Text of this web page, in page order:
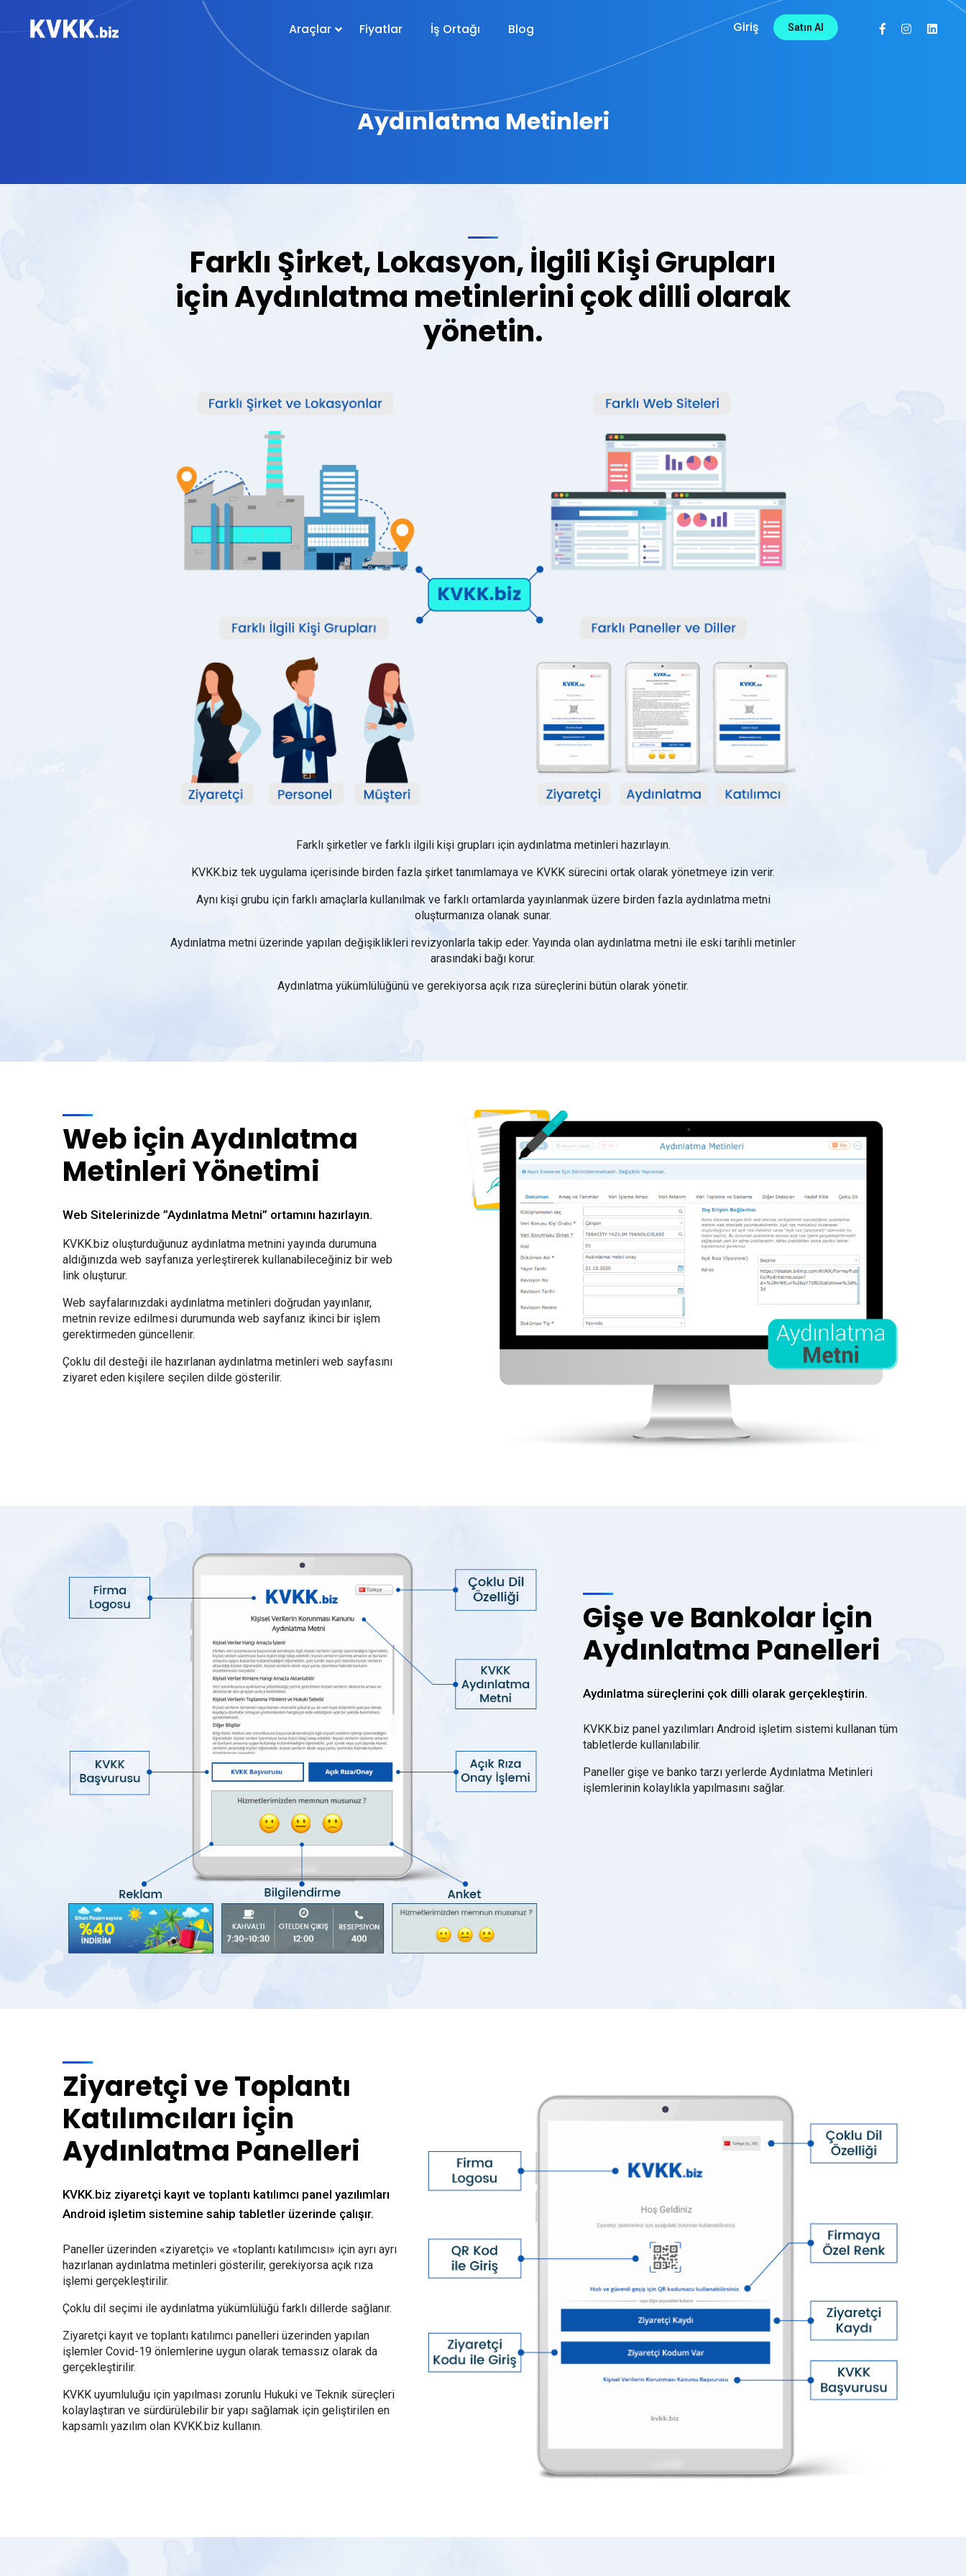
Araçlar Fiyatlar İş Ortağı Blog Satın Al
Giriş
Aydınlatma Metinleri
Farklı Şirket, Lokasyon, İlgili Kişi Grupları
için Aydınlatma metinlerini çok dilli olarak
yönetin.
Farklı şirketler ve farklı ilgili kişi grupları için aydınlatma metinleri hazırlayın.
KVKK.biz tek uygulama içerisinde birden fazla şirket tanımlamaya ve KVKK sürecini ortak olarak yönetmeye izin verir.
Aynı kişi grubu için farklı amaçlarla kullanılmak ve farklı ortamlarda yayınlanmak üzere birden fazla aydınlatma metni
oluşturmanıza olanak sunar.
Aydınlatma metni üzerinde yapılan değişiklikleri revizyonlarla takip eder. Yayında olan aydınlatma metni ile eski tarihli metinler
arasındaki bağı korur.
Aydınlatma yükümlülüğünü ve gerekiyorsa açık rıza süreçlerini bütün olarak yönetir.
Web için Aydınlatma
Metinleri Yönetimi
Web Sitelerinizde ”Aydınlatma Metni” ortamını hazırlayın.
KVKK.biz oluşturduğunuz aydınlatma metnini yayında durumuna
aldığınızda web sayfanıza yerleştirerek kullanabileceğiniz bir web
link oluşturur.
Web sayfalarınızdaki aydınlatma metinleri doğrudan yayınlanır,
metnin revize edilmesi durumunda web sayfanız ikinci bir işlem
gerektirmeden güncellenir.
Çoklu dil desteği ile hazırlanan aydınlatma metinleri web sayfasını
ziyaret eden kişilere seçilen dilde gösterilir.
Gişe ve Bankolar İçin
Aydınlatma Panelleri
Aydınlatma süreçlerini çok dilli olarak gerçekleştirin.
KVKK.biz panel yazılımları Android işletim sistemi kullanan tüm
tabletlerde kullanılabilir.
Paneller gişe ve banko tarzı yerlerde Aydınlatma Metinleri
işlemlerinin kolaylıkla yapılmasını sağlar.
Ziyaretçi ve Toplantı
Katılımcıları için
Aydınlatma Panelleri
KVKK.biz ziyaretçi kayıt ve toplantı katılımcı panel yazılımları
Android işletim sistemine sahip tabletler üzerinde çalışır.
Paneller üzerinden «ziyaretçi» ve «toplantı katılımcısı» için ayrı ayrı
hazırlanan aydınlatma metinleri gösterilir, gerekiyorsa açık rıza
işlemi gerçekleştirilir.
Çoklu dil seçimi ile aydınlatma yükümlülüğü farklı dillerde sağlanır.
Ziyaretçi kayıt ve toplantı katılımcı panelleri üzerinden yapılan
işlemler Covid-19 önlemlerine uygun olarak temassız olarak da
gerçekleştirilir.
KVKK uyumluluğu için yapılması zorunlu Hukuki ve Teknik süreçleri
kolaylaştıran ve sürdürülebilir bir yapı sağlamak için geliştirilen en
kapsamlı yazılım olan KVKK.biz kullanın.